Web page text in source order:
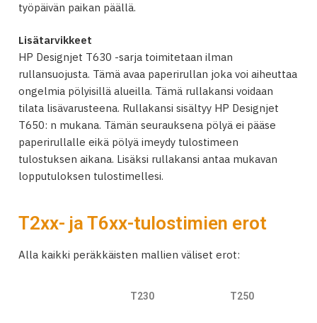
työpäivän paikan päällä.
Lisätarvikkeet
HP Designjet T630 -sarja toimitetaan ilman
rullansuojusta. Tämä avaa paperirullan joka voi aiheuttaa
ongelmia pölyisillä alueilla. Tämä rullakansi voidaan
tilata lisävarusteena. Rullakansi sisältyy HP Designjet
T650: n mukana. Tämän seurauksena pölyä ei pääse
paperirullalle eikä pölyä imeydy tulostimeen
tulostuksen aikana. Lisäksi rullakansi antaa mukavan
lopputuloksen tulostimellesi.
T2xx- ja T6xx-tulostimien erot
Alla kaikki peräkkäisten mallien väliset erot:
T230 T250